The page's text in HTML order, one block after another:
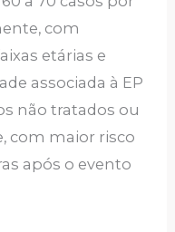
com
etárias e
associada à EP
não tratados ou
com maior risco
após o evento